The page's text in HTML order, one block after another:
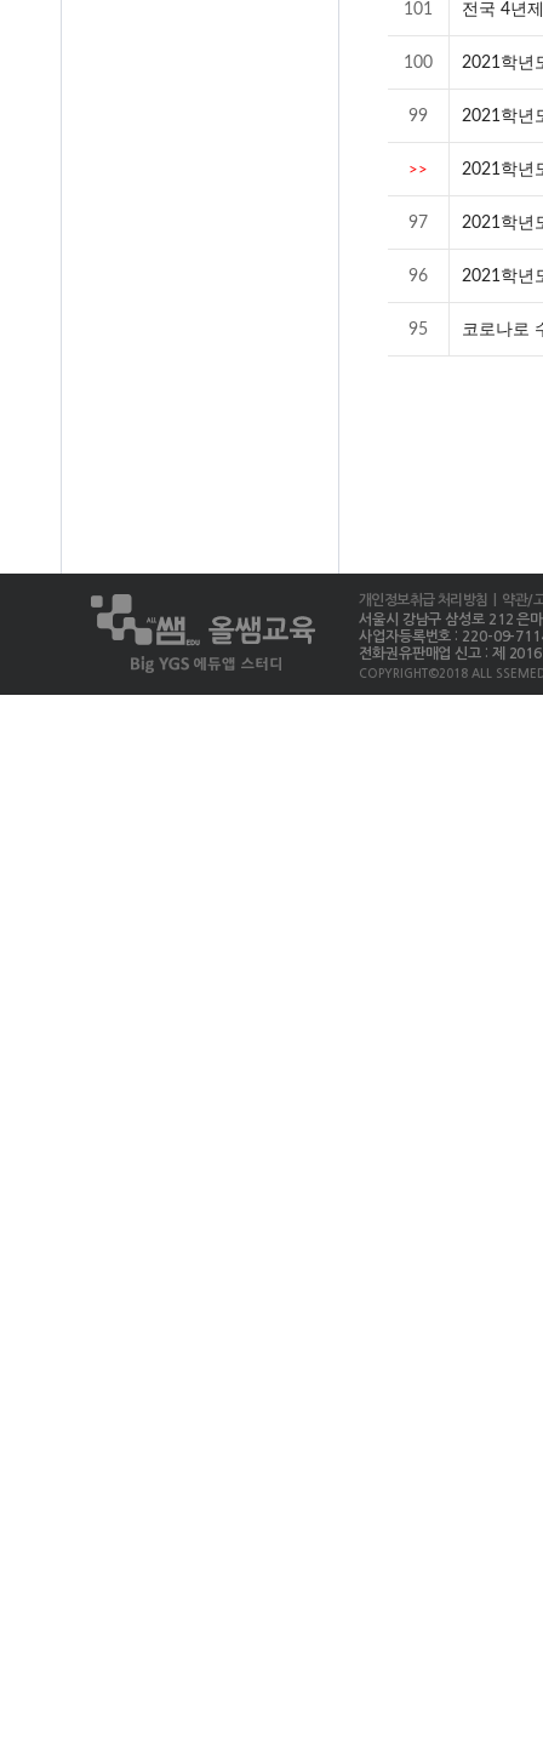
101 전국 4년
100 2021학년
99 2021학년
>> 2021학년
97 2021학년
96 2021학년
95 코로나로
개인정보취급 처리방침
| 약관/
서울시 강남구 삼성로 212 은
사업자등록번호 : 220-09-
전화권유판매업 신고 : 제
COPYRIGHT©2018 ALL